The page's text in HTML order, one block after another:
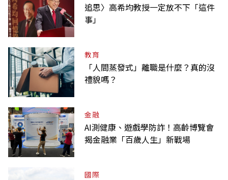
追思〉高希均教授一定放不下「這件
事」
教育
「人間蒸發式」離職是什麼？真的沒
禮貌嗎？
金融
AI測健康、遊戲學防詐！高齡博覽會
揭金融業「百歲人生」新戰場
國際